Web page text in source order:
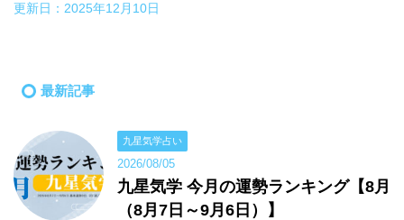
更新日： 2025年12月10日
最新記事
九星気学占い
2026/08/05
九星気学 今月の運勢ランキング【8月
（8月7日～9月6日）】